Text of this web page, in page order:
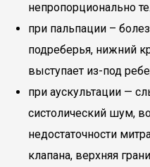
непропорционально
при пальпации –
подреберья, нижний
выступает из-под
при аускультации —
систолический шум,
недостаточности
клапана, верхняя